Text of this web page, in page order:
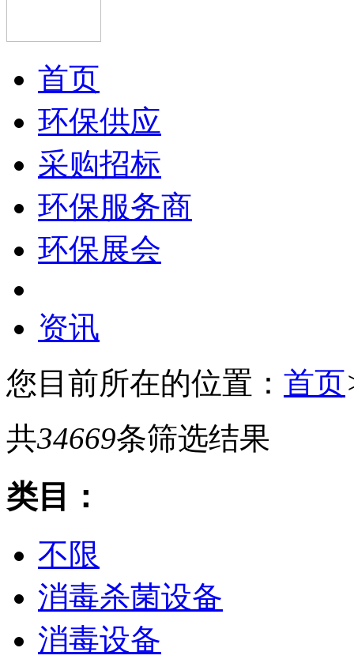
首页
环保供应
采购招标
环保服务商
环保展会
资讯
您目前所在的位置： 首页
共34669条筛选结果
类目：
不限
消毒杀菌设备
消毒设备